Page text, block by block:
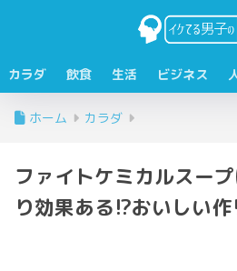
カラダ 飲食 生活 ビジネス
ホーム カラダ
ファイトケミカルスー
り効果ある!?おいしい